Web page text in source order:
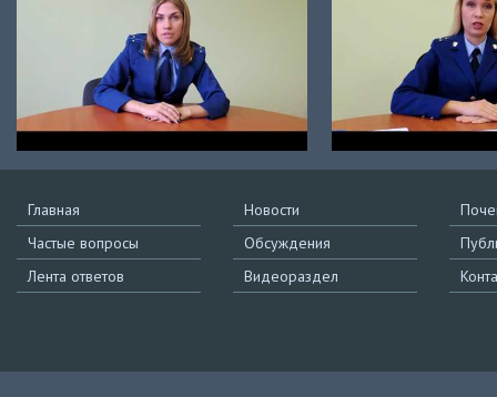
Главная
Частые вопросы
Лента ответов
Новости
Обсуждения
Видеораздел